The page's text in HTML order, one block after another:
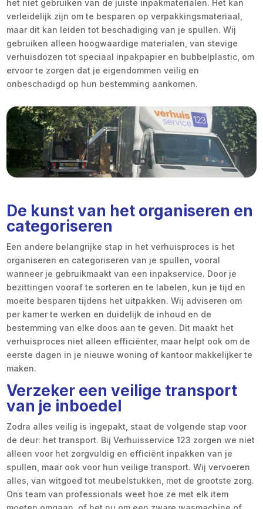
het niet gebruiken van de juiste inpakmaterialen. Het kan
verleidelijk zijn om te besparen op verpakkingsmateriaal,
maar dit kan leiden tot beschadiging van je spullen. Wij
gebruiken alleen hoogwaardige materialen, van stevige
verhuisdozen tot speciaal inpakpapier en bubbelplastic, om
ervoor te zorgen dat je eigendommen veilig en
onbeschadigd op hun bestemming aankomen.
De kunst van het organiseren en
categoriseren
Een andere belangrijke stap in het verhuisproces is het
organiseren en categoriseren van je spullen, vooral
wanneer je gebruikmaakt van een inpakservice. Door je
bezittingen vooraf te sorteren en te labelen, kun je tijd en
moeite besparen tijdens het uitpakken. Wij adviseren om
per kamer te werken en duidelijk de inhoud en de
bestemming van elke doos aan te geven. Dit maakt het
verhuisproces niet alleen efficiënter, maar helpt ook om de
eerste dagen in je nieuwe woning of kantoor makkelijker te
maken.
Verzeker een veilige transport
van je inboedel
Zodra alles veilig is ingepakt, staat de volgende stap voor
de deur: het transport. Bij Verhuisservice 123 zorgen we niet
alleen voor het zorgvuldig en efficiënt inpakken van je
spullen, maar ook voor hun veilige transport. Wij vervoeren
alles, van witgoed tot meubelstukken, met de grootste zorg.
Ons team van professionals weet hoe ze met elk item